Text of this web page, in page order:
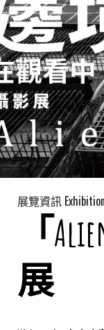
展覽資訊
「
展